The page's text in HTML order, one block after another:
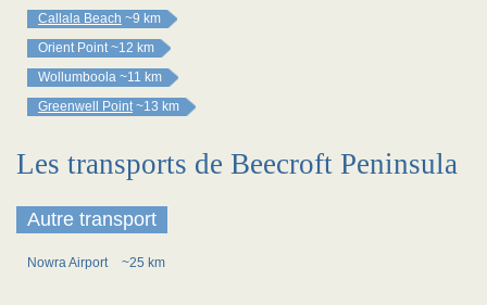
Callala Beach ~9 km
Orient Point ~12 km
Wollumboola ~11 km
Greenwell Point ~13 km
Les transports de Beecroft Peninsula
Autre transport
Nowra Airport ~25 km